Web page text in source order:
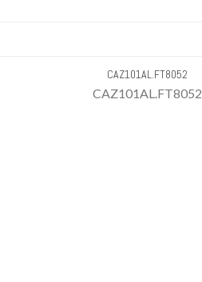
CAZ101AL.FT8052
CAZ101AL.FT8052